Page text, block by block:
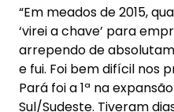
“Em meados de 2015,
‘virei a chave’ para
arrependo de
e fui. Foi bem difícil nos
Pará foi a 1ª na
Sul/Sudeste. Tiveram